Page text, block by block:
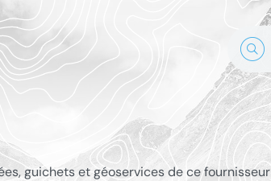
guichets et géoservices de ce fournisseur